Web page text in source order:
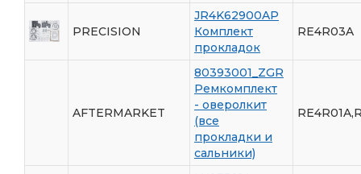
PRECISION
JR4K62900AP
Комплект
прокладок
RE4R03A
AFTERMARKET
80393001_ZGR
Ремкомплект
- оверолкит
(все
прокладки и
сальники)